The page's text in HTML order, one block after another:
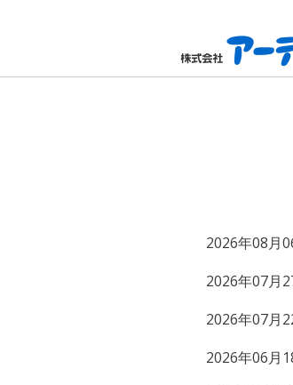
2026年08月
2026年07月
2026年07月
2026年06月